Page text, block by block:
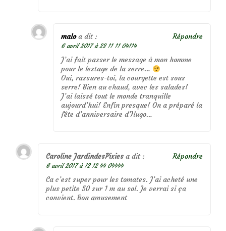
malo a dit :
6 avril 2017 à 23 11 11 04114
J’ai fait passer le message à mon homme
pour le lestage de la serre…
Oui, rassures-toi, la courgette est sous
serre! Bien au chaud, avec les salades!
J’ai laissé tout le monde tranquille
aujourd’hui! Enfin presque! On a préparé la
fête d’anniversaire d’Hugo…
Répondre
Caroline JardindesPixies a dit :
6 avril 2017 à 12 12 44 04444
Ca c’est super pour les tomates. J’ai acheté une
plus petite 50 sur 1 m au sol. Je verrai si ça
convient. Bon amusement
Répondre